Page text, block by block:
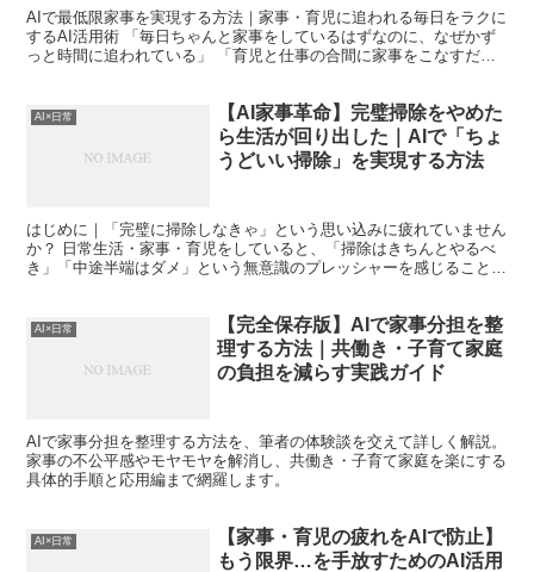
AIで最低限家事を実現する方法｜家事・育児に追われる毎日をラクに
するAI活用術 「毎日ちゃんと家事をしているはずなのに、なぜかず
っと時間に追われている」 「育児と仕事の合間に家事をこなすだけ
AI×日常
【AI家事革命】完璧掃除をやめた
ら生活が回り出した｜AIで「ちょ
うどいい掃除」を実現する方法
はじめに｜「完璧に掃除しなきゃ」という思い込みに疲れていません
か？ 日常生活・家事・育児をしていると、「掃除はきちんとやるべ
き」「中途半端はダメ」という無意識のプレッシャーを感じることは
AI×日常
【完全保存版】AIで家事分担を整
理する方法｜共働き・子育て家庭
の負担を減らす実践ガイド
AIで家事分担を整理する方法を、筆者の体験談を交えて詳しく解説。
家事の不公平感やモヤモヤを解消し、共働き・子育て家庭を楽にする
具体的手順と応用編まで網羅します。
AI×日常
【家事・育児の疲れをAIで防止】
もう限界…を手放すためのAI活用